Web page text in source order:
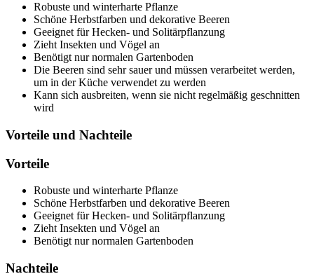
Robuste und winterharte Pflanze
Schöne Herbstfarben und dekorative Beeren
Geeignet für Hecken- und Solitärpflanzung
Zieht Insekten und Vögel an
Benötigt nur normalen Gartenboden
Die Beeren sind sehr sauer und müssen verarbeitet werden,
um in der Küche verwendet zu werden
Kann sich ausbreiten, wenn sie nicht regelmäßig geschnitten
wird
Vorteile und Nachteile
Vorteile
Robuste und winterharte Pflanze
Schöne Herbstfarben und dekorative Beeren
Geeignet für Hecken- und Solitärpflanzung
Zieht Insekten und Vögel an
Benötigt nur normalen Gartenboden
Nachteile